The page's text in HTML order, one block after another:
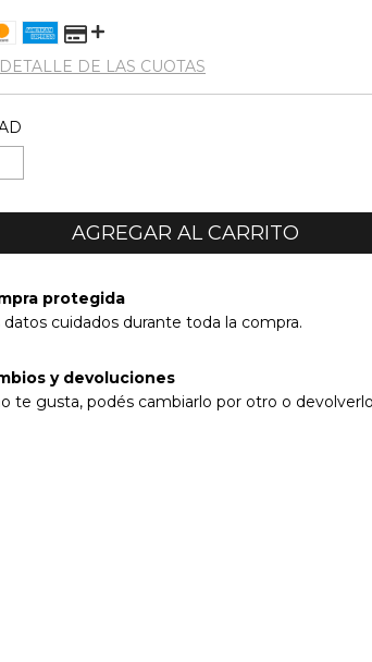
DE LAS CUOTAS
protegida
datos cuidados durante toda la compra.
y devoluciones
te gusta, podés cambiarlo por otro o